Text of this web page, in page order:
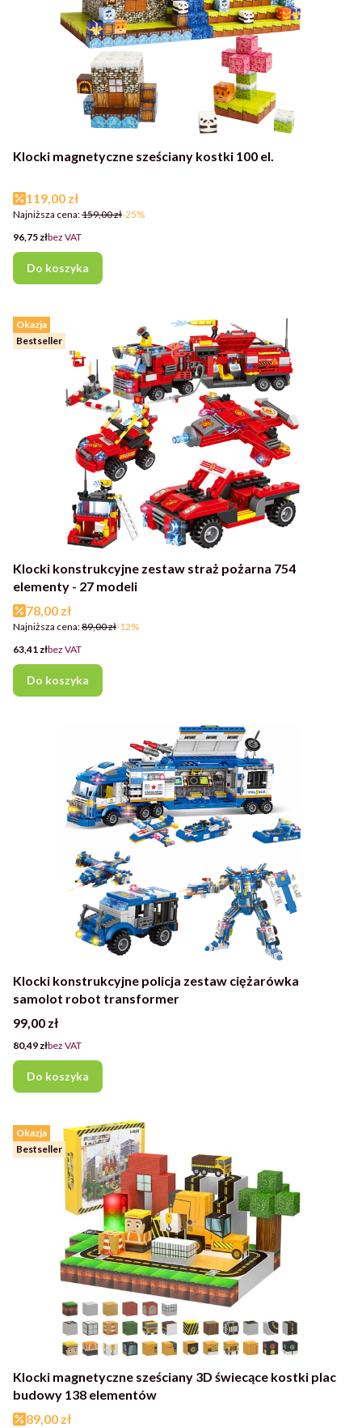
Klocki magnetyczne sześciany kostki 100 el.
Cena promocyjna
119,00 zł
Najniższa cena:159,00 zł-25%
Cena
96,75 złbez VAT
Do koszyka
Okazja
Bestseller
Klocki konstrukcyjne zestaw straż pożarna 754
elementy - 27 modeli
Cena promocyjna
78,00 zł
Najniższa cena:89,00 zł-12%
Cena
63,41 złbez VAT
Do koszyka
Klocki konstrukcyjne policja zestaw ciężarówka
samolot robot transformer
Cena
99,00 zł
Cena
80,49 złbez VAT
Do koszyka
Okazja
Bestseller
Klocki magnetyczne sześciany 3D świecące kostki plac
budowy 138 elementów
Cena promocyjna
89,00 zł